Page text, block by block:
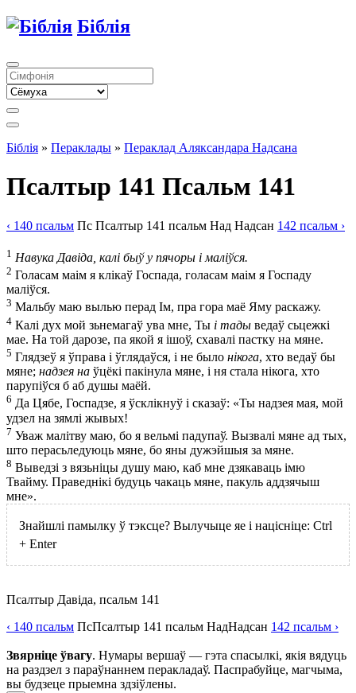
Біблія
Біблія » Пераклады » Пераклад Аляксандара Надсана
Псалтыр 141 Псальм 141
‹ 140 псальм Пс Псалтыр 141 псальм Над Надсан 142 псальм ›
1 Навука Давіда, калі быў у пячоры і маліўся.
2 Голасам маім я клікаў Госпада, голасам маім я Госпаду
маліўся.
3 Мальбу маю вылью перад Ім, пра гора маё Яму раскажу.
4 Калі дух мой зьнемагаў ува мне, Ты і тады ведаў сьцежкі
мае. На той дарозе, па якой я ішоў, схавалі пастку на мяне.
5 Глядзеў я ўправа і ўглядаўся, і не было нікога, хто ведаў бы
мяне; надзея на ўцёкі пакінула мяне, і ня стала нікога, хто
парупіўся б аб душы маёй.
6 Да Цябе, Госпадзе, я ўсклікнуў і сказаў: «Ты надзея мая, мой
удзел на зямлі жывых!
7 Уваж малітву маю, бо я вельмі падупаў. Вызвалі мяне ад тых,
што перасьледуюць мяне, бо яны дужэйшыя за мяне.
8 Выведзі з вязьніцы душу маю, каб мне дзякаваць імю
Твайму. Праведнікі будуць чакаць мяне, пакуль аддзячыш
мне».
Знайшлі памылку ў тэксце? Вылучыце яе і націсніце: Ctrl
+ Enter
Псалтыр Давіда, псальм 141
‹ 140 псальм ПсПсалтыр 141 псальм НадНадсан 142 псальм ›
Звярніце ўвагу. Нумары вершаў — гэта спасылкі, якія вядуць
на раздзел з параўнаннем перакладаў. Паспрабуйце, магчыма,
вы будзеце прыемна здзіўлены.